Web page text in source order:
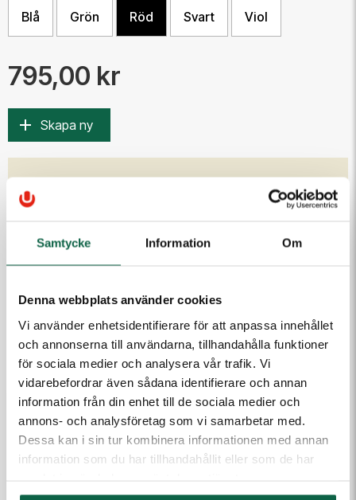
Samtycke Information Om
Denna webbplats använder cookies
Vi använder enhetsidentifierare för att anpassa innehållet
och annonserna till användarna, tillhandahålla funktioner
för sociala medier och analysera vår trafik. Vi
vidarebefordrar även sådana identifierare och annan
information från din enhet till de sociala medier och
annons- och analysföretag som vi samarbetar med.
Dessa kan i sin tur kombinera informationen med annan
information som du har tillhandahållit eller som de har
Blå Grön Röd Svart Viol
795,00 kr
Skapa ny
Höjd (mm)
TILLBEHÖR